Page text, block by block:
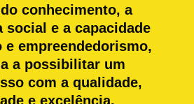
conhecimento, a
social e a capacidade
e empreendedorismo,
a possibilitar um
com a qualidade,
e excelência.